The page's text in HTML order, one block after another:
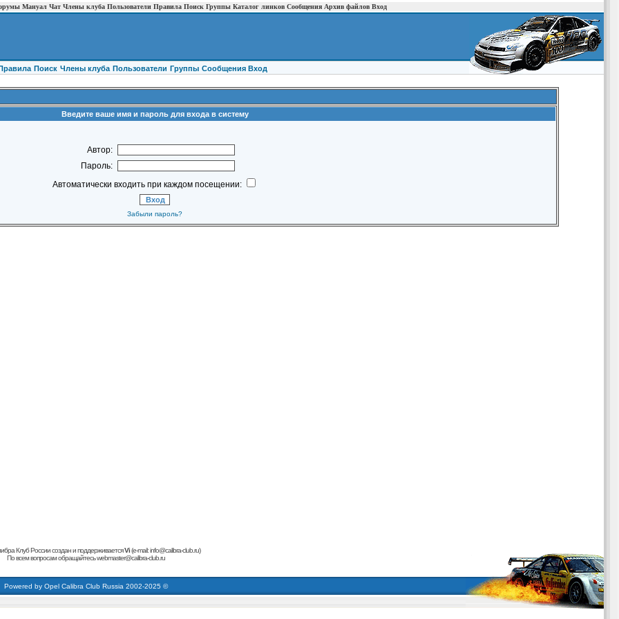
Мануал Чат Члены клуба Пользователи Правила Поиск Группы Каталог линков Сообщения Архив файлов Вход
Поиск Члены клуба Пользователи Группы Cообщения Вход
Введите ваше имя и пароль для входа в систему
Автор:
Пароль:
Автоматически входить при каждом посещении:
Забыли пароль?
Клуб России создан и поддерживаетсяVi(e-mail:info@calibra-club.ru)
По всем вопросам обращайтесьwebmaster@calibra-club.ru
Powered by Opel Calibra Club Russia 2002-2025 ©